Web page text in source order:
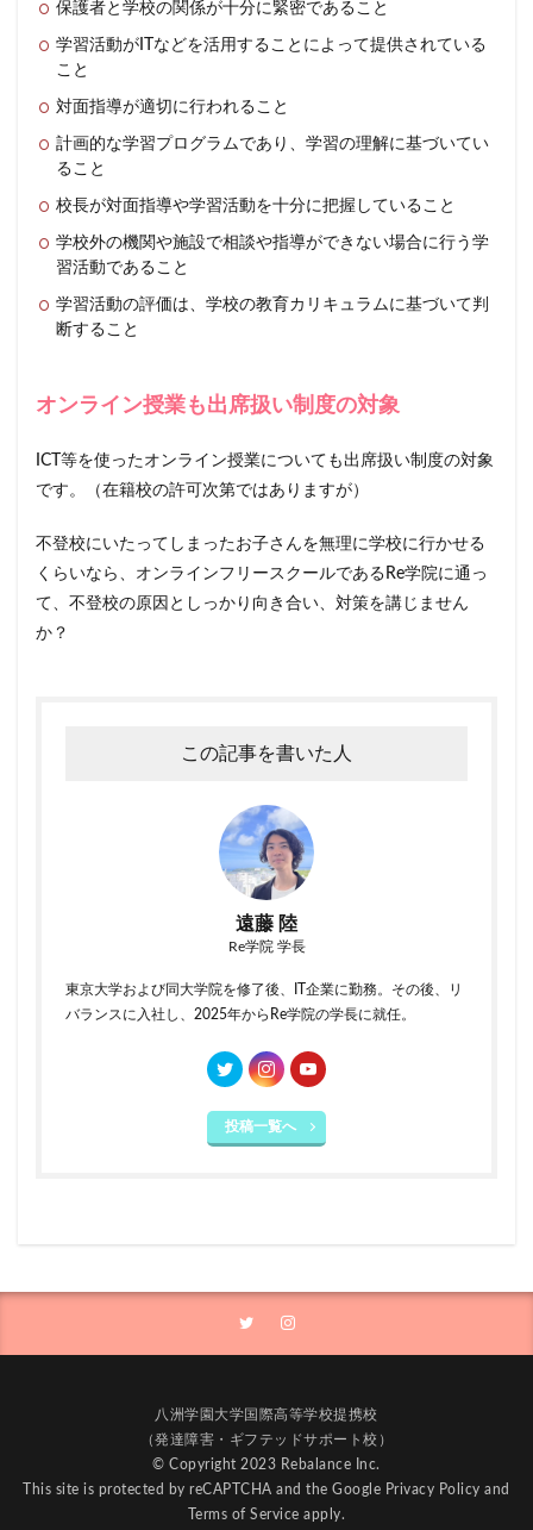
保護者と学校の関係が十分に緊密であること
学習活動がITなどを活用することによって提供されている
こと
対面指導が適切に行われること
計画的な学習プログラムであり、学習の理解に基づいてい
ること
校長が対面指導や学習活動を十分に把握していること
学校外の機関や施設で相談や指導ができない場合に行う学
習活動であること
学習活動の評価は、学校の教育カリキュラムに基づいて判
断すること
オンライン授業も出席扱い制度の対象
ICT等を使ったオンライン授業についても出席扱い制度の対象
です。（在籍校の許可次第ではありますが）
不登校にいたってしまったお子さんを無理に学校に行かせる
くらいなら、オンラインフリースクールであるRe学院に通っ
て、不登校の原因としっかり向き合い、対策を講じません
か？
この記事を書いた人
遠藤 陸
Re学院 学長
東京大学および同大学院を修了後、IT企業に勤務。その後、リ
バランスに入社し、2025年からRe学院の学長に就任。
投稿一覧へ
八洲学園大学国際高等学校提携校
（発達障害・ギフテッドサポート校）
© Copyright 2023 Rebalance Inc.
This site is protected by reCAPTCHA and the Google Privacy Policy and
Terms of Service apply.